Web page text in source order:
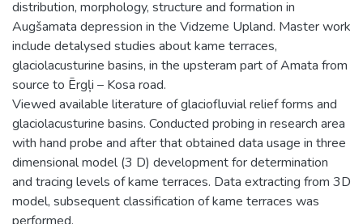
distribution, morphology, structure and formation in
Augšamata depression in the Vidzeme Upland. Master work
include detalysed studies about kame terraces,
glaciolacusturine basins, in the upsteram part of Amata from
source to Ērgļi – Kosa road.
Viewed available literature of glaciofluvial relief forms and
glaciolacusturine basins. Conducted probing in research area
with hand probe and after that obtained data usage in three
dimensional model (3 D) development for determination
and tracing levels of kame terraces. Data extracting from 3D
model, subsequent classification of kame terraces was